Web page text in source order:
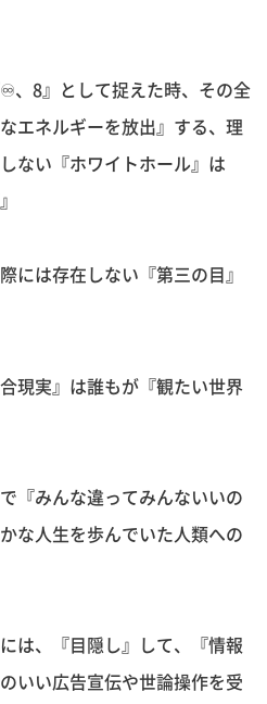
、8』として捉えた時、その全
エネルギーを放出』する、理
ない『ホワイトホール』は
には存在しない『第三の目』
現実』は誰もが『観たい世界
『みんな違ってみんないいの
な人生を歩んでいた人類への
は、『目隠し』して、『情報
いい広告宣伝や世論操作を受